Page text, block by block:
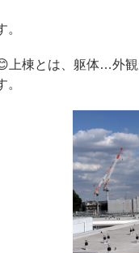
。
上棟とは、躯体…外